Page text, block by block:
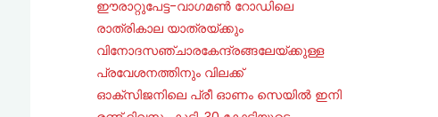
ഈരാറ്റുപേട്ട-വാഗമൺ റോഡിലെ
രാത്രികാല യാത്രയ്ക്കും
വിനോദസഞ്ചാരകേന്ദ്രങ്ങലേയ്ക്കുള്ള
പ്രവേശനത്തിനും വിലക്ക്
ഓക്‌സിജനിലെ പ്രീ ഓണം സെയില്‍ ഇനി